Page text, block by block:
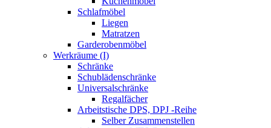
Schlafmöbel
Liegen
Matratzen
Garderobenmöbel
Werkräume (I)
Schränke
Schublädenschränke
Universalschränke
Regalfächer
Arbeitstische DPS, DPJ -Reihe
Selber Zusammenstellen